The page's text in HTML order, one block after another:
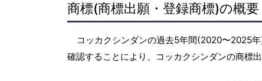
商標(商標出願・登録商標)の概要
コッカクシンダンの過去5年間(2020〜2025
確認することにより、コッカクシンダンの商標